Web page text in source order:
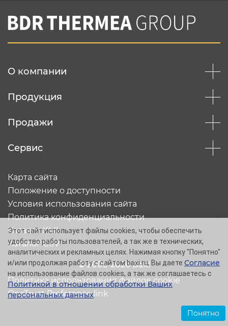
Вы соглашаетесь с нашей политикой
конфеденциальности
О компании
Продукция
Продажи
Сервис
© 2005-2026 Baxi
Карта сайта
Положение о доступности
Условия использования сайта
Политика конфиденциальности
Каталог XML
Каталог CSV
Политика использования файлов cookie
OneTrust Preference link
Этот сайт использует файлы cookies, чтобы обеспечить
удобство работы пользователей, а так же в технических,
аналитических и рекламных целях. Нажимая кнопку "Понятно"
и/или продолжая работу с сайтом baxi.ru, Вы даете Согласие
на использование файлов cookies, а так же соглашаетесь с
Политикой в отношении обработки Ваших
персональных данных.
Понятно